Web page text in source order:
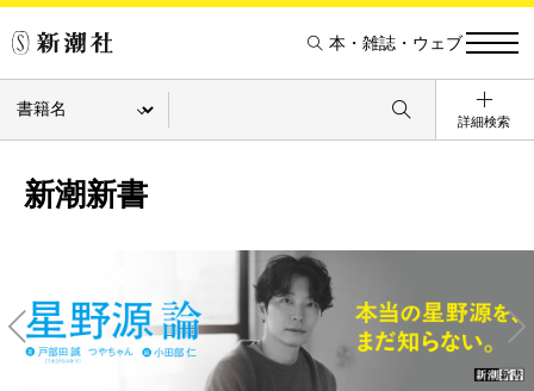
本・雑誌・ウェブ
詳細検索
新潮新書
Ne